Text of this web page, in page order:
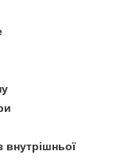
внутрішньої